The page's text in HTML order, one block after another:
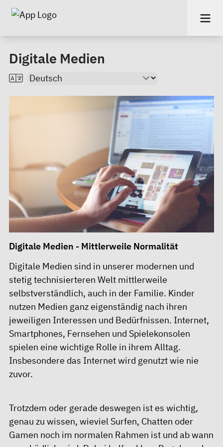
Digitale Medien
Digitale Medien - Mittlerweile Normalität
Digitale Medien sind in unserer modernen und
stetig technisierteren Welt mittlerweile
selbstverständlich, auch in der Familie. Kinder
nutzen Medien ganz eigenständig nach ihren
jeweiligen Interessen und Bedürfnissen. Internet,
Smartphones, Fernsehen und Spielekonsolen
spielen eine wichtige Rolle in ihrem Alltag.
Insbesondere das Internet wird genutzt wie nie
zuvor.
Trotzdem oder gerade deswegen ist es wichtig,
genau zu wissen, wieviel Surfen, Chatten oder
Gamen noch im normalen Rahmen ist und ab wann